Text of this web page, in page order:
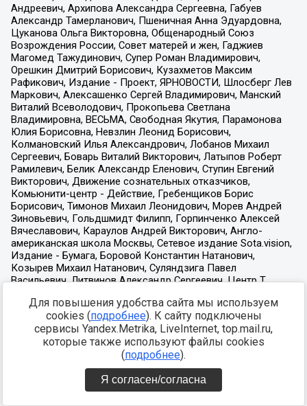
Для повышения удобства сайта мы используем
cookies (подробнее). К сайту подключены
сервисы Yandex.Metrika, LiveInternet, top.mail.ru,
которые также используют файлы cookies
(подробнее).
Я согласен/согласна